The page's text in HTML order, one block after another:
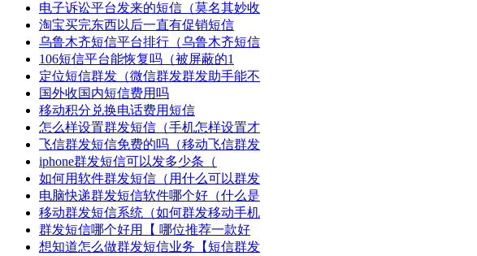
电子诉讼平台发来的短信（莫名其妙收
淘宝买完东西以后一直有促销短信
乌鲁木齐短信平台排行（乌鲁木齐短信
106短信平台能恢复吗（被屏蔽的1
定位短信群发（微信群发群发助手能不
国外收国内短信费用吗
移动积分兑换电话费用短信
怎么样设置群发短信（手机怎样设置才
飞信群发短信免费的吗（移动飞信群发
iphone群发短信可以发多少条（
如何用软件群发短信（用什么可以群发
电脑快递群发短信软件哪个好（什么是
移动群发短信系统（如何群发移动手机
群发短信哪个好用【 哪位推荐一款好
想知道怎么做群发短信业务【短信群发